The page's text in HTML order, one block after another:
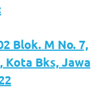
Blok. M No. 7,
Bks, Jawa